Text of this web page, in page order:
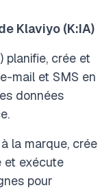
Klaviyo (K:IA)
planifie, crée et
mail et SMS en
données
la marque, crée
et exécute
pour